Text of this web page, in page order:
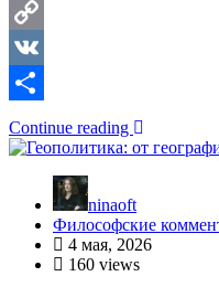
Telegram
Copy
Link
VK
Отправить
Continue reading
ninaoft
Философские
4 мая, 2026
160 views